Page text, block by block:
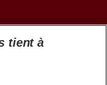
tient à